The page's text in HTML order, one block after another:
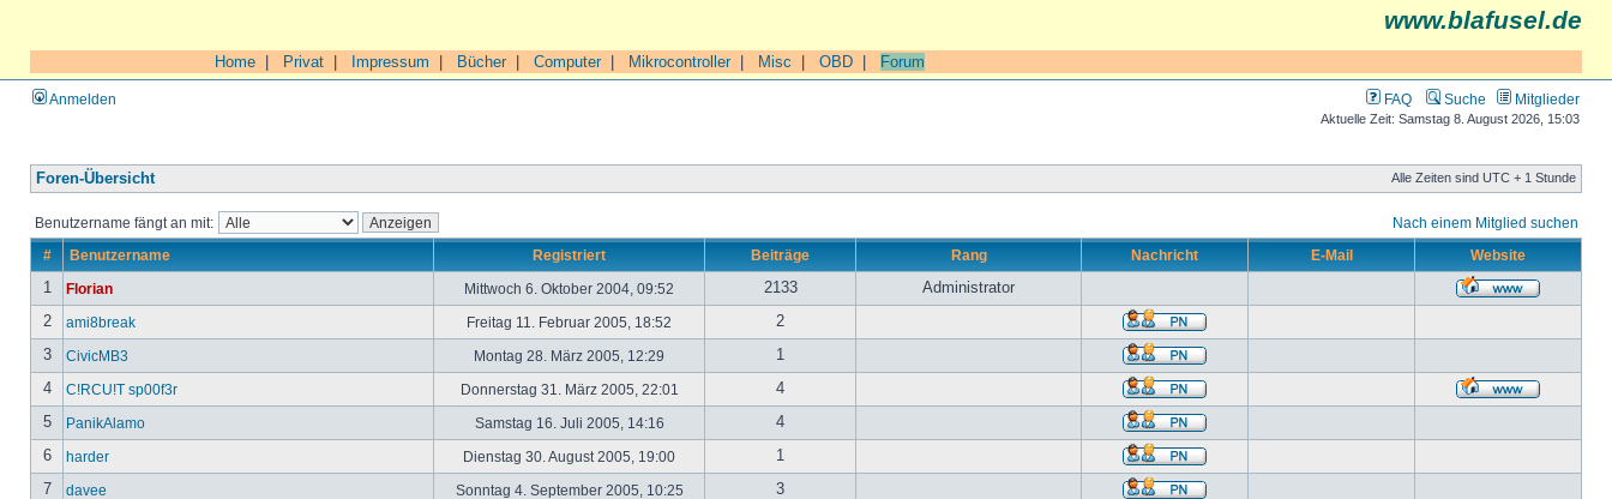
www.blafusel.de
Home Privat Impressum Bücher| Computer| Mikrocontroller| Misc OBD Forum
Anmelden FAQ Suche Mitglieder
Aktuelle Zeit: Samstag 8. August 2026, 15:03
Foren-Übersicht Alle Zeiten sind UTC + 1 Stunde
Benutzername fängt an mit: Nach einem Mitglied suchen
# Benutzername Registriert Beiträge Rang Nachricht E-Mail Website
1 Florian Mittwoch 6. Oktober 2004, 09:52 2133
Administrator
2
ami8break Freitag 11. Februar 2005, 18:52
2
3
CivicMB3 Montag 28. März 2005, 12:29
1
4
C!RCU!T sp00f3r Donnerstag 31. März 2005, 22:01
4
5
PanikAlamo Samstag 16. Juli 2005, 14:16
4
6
harder Dienstag 30. August 2005, 19:00
1
7
davee Sonntag 4. September 2005, 10:25
3